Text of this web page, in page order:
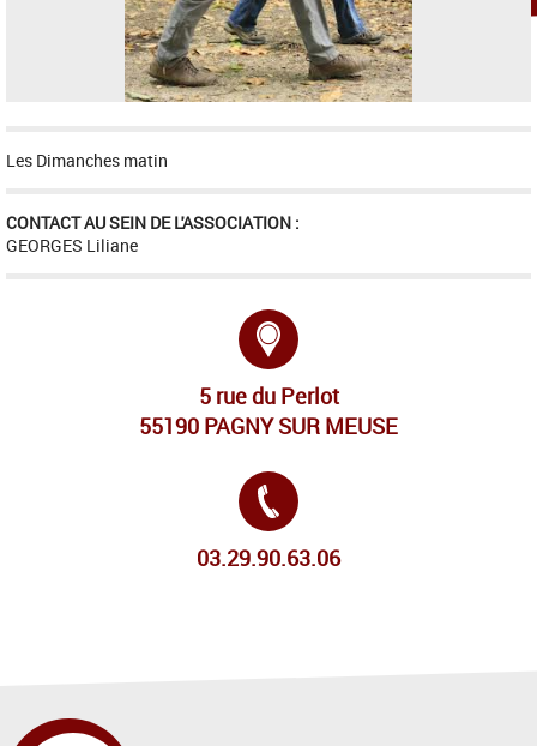
Les Dimanches matin
CONTACT AU SEIN DE L'ASSOCIATION :
GEORGES Liliane
5 rue du Perlot
55190 PAGNY SUR MEUSE
03.29.90.63.06